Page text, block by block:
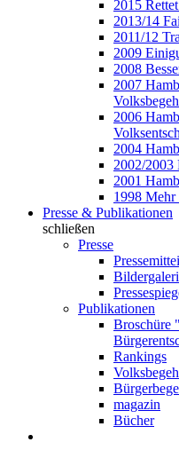
2015
2013/14
2011/12
2009
2008
2007
2006
2004
2002/2003
2001
1998
Presse & Publikationen
schließen
Presse
Publikationen
Broschüre
Rankings
magazin
Bücher